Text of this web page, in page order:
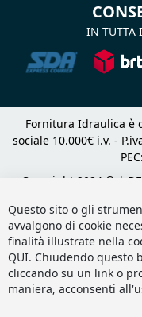
IN TUTTA
Fornitura Idraulica è
sociale 10.000€ i.v. -
PEC:
Copyright 2024 © |
Questo sito o gli
avvalgono di cookie
finalità illustrate nella
QUI. Chiudendo questo
cliccando su un link o
maniera, acconsenti